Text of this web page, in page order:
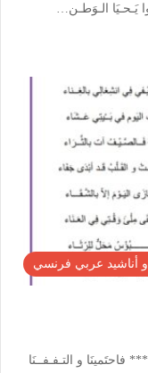
يَـحـيَا الـوَطـن…
أناشيد عربي فرنسي
فاحتَمينَا و التـفـفــنَا